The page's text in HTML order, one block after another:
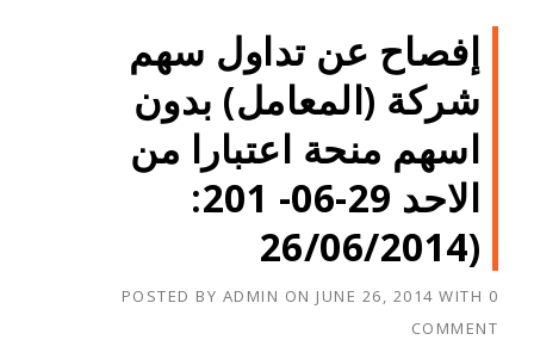
إفصاح عن تداول سهم
شركة (المعامل) بدون
اسهم منحة اعتبارا من
الاحد 29-06- 201:
(26/06/2014
POSTED BY ADMIN ON JUNE 26, 2014 WITH 0
COMMENT